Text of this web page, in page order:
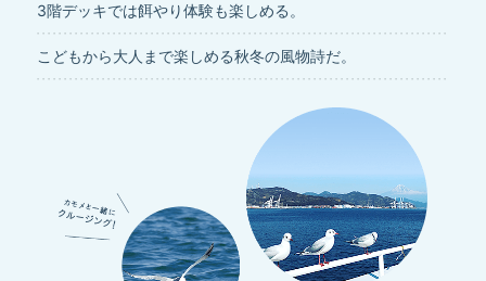
3階デッキでは餌やり体験も楽しめる。
こどもから大人まで楽しめる秋冬の風物詩だ。